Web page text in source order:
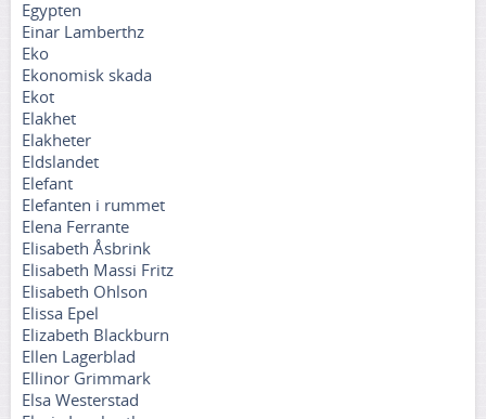
Egypten
Einar Lamberthz
Eko
Ekonomisk skada
Ekot
Elakhet
Elakheter
Eldslandet
Elefant
Elefanten i rummet
Elena Ferrante
Elisabeth Åsbrink
Elisabeth Massi Fritz
Elisabeth Ohlson
Elissa Epel
Elizabeth Blackburn
Ellen Lagerblad
Ellinor Grimmark
Elsa Westerstad